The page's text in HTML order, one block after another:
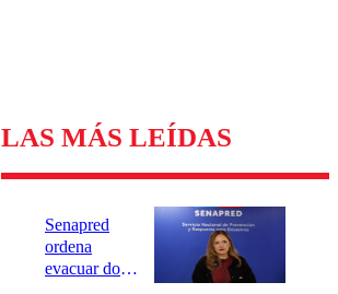
LAS MÁS LEÍDAS
Senapred
ordena
evacuar dos